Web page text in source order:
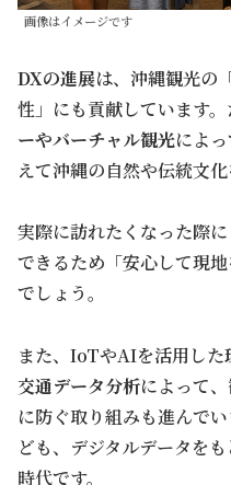
画像はイメージです
DXの進展は、沖縄観光の
性」にも貢献しています。
ーやバーチャル観光によ
えて沖縄の自然や伝統文
実際に訪れたくなった際
できるため「安心して現
でしょう。
また、IoTやAIを活用した
交通データ分析によって
に防ぐ取り組みも進んで
ども、デジタルデータを
時代です。